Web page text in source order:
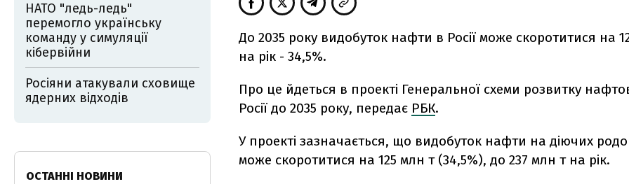
До 2035 року видобуток нафти в Росії може скоротитися на
на рік - 34,5%.
Про це йдеться в проекті Генеральної схеми розвитку
Росії до 2035 року, передає РБК.
У проекті зазначається, що видобуток нафти на діючих
може скоротитися на 125 млн т (34,5%), до 237 млн т на рік.
НАТО "ледь-ледь"
перемогло українську
команду у симуляції
кібервійни
Росіяни атакували сховище
ядерних відходів
ОСТАННІ НОВИНИ